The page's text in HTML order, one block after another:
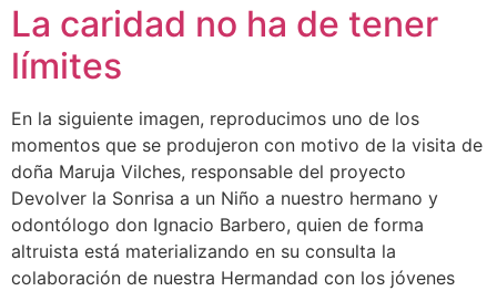
La caridad no ha de tener
límites
En la siguiente imagen, reproducimos uno de los
momentos que se produjeron con motivo de la visita de
doña Maruja Vilches, responsable del proyecto
Devolver la Sonrisa a un Niño a nuestro hermano y
odontólogo don Ignacio Barbero, quien de forma
altruista está materializando en su consulta la
colaboración de nuestra Hermandad con los jóvenes